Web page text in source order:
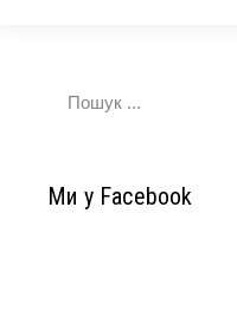
Ми у Facebook